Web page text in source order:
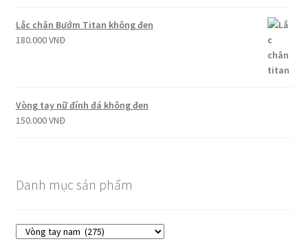
Lắc chân Bướm Titan không đen
180.000VNĐ
Vòng tay nữ đính đá không đen
150.000VNĐ
Danh mục sản phẩm